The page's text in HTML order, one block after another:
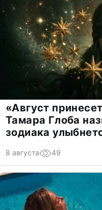
«Август
Тамара Глоба
зодиака
8 августа 49